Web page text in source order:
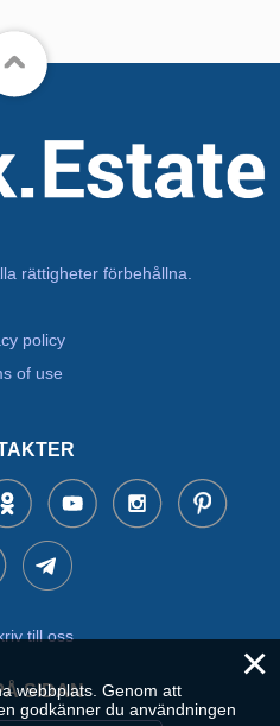
rättigheter förbehållna.
policy
of use
till oss
SIDAN
×
webbplats. Genom att
godkänner du användningen